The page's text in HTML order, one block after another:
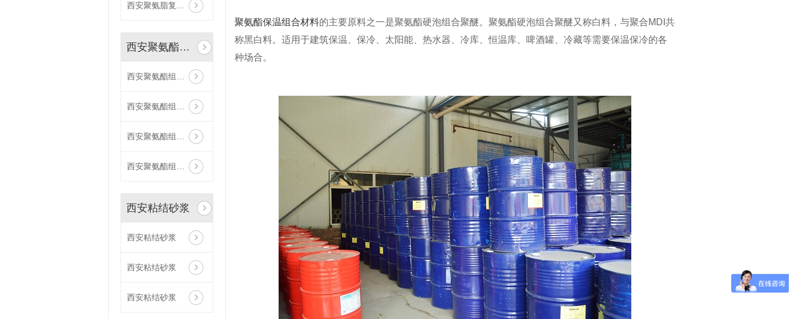
西安聚氨脂复合板
西安聚氨酯组合料
西安聚氨酯组合料
西安聚氨酯组合料
西安聚氨酯组合料
西安聚氨酯组合料
西安粘结砂浆
西安粘结砂浆
西安粘结砂浆
西安粘结砂浆
聚氨酯保温组合材料的主要原料之一是聚氨酯硬泡组合聚醚。聚氨酯硬泡组合聚醚又称白料，与聚合MDI共
称黑白料。适用于建筑保温、保冷、太阳能、热水器、冷库、恒温库、啤酒罐、冷藏等需要保温保冷的各
种场合。